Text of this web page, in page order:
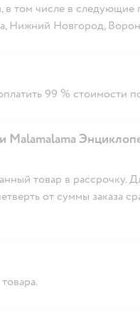
том числе в следующие
Нижний Новгород,
99 % стоимости
товар в рассрочку.
от суммы заказа